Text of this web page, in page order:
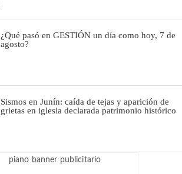
¿Qué pasó en GESTIÓN un día como hoy, 7 de
agosto?
Sismos en Junín: caída de tejas y aparición de
grietas en iglesia declarada patrimonio histórico